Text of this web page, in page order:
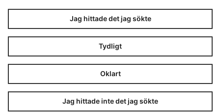
Jag hittade det jag sökte
Tydligt
Oklart
Jag hittade inte det jag sökte